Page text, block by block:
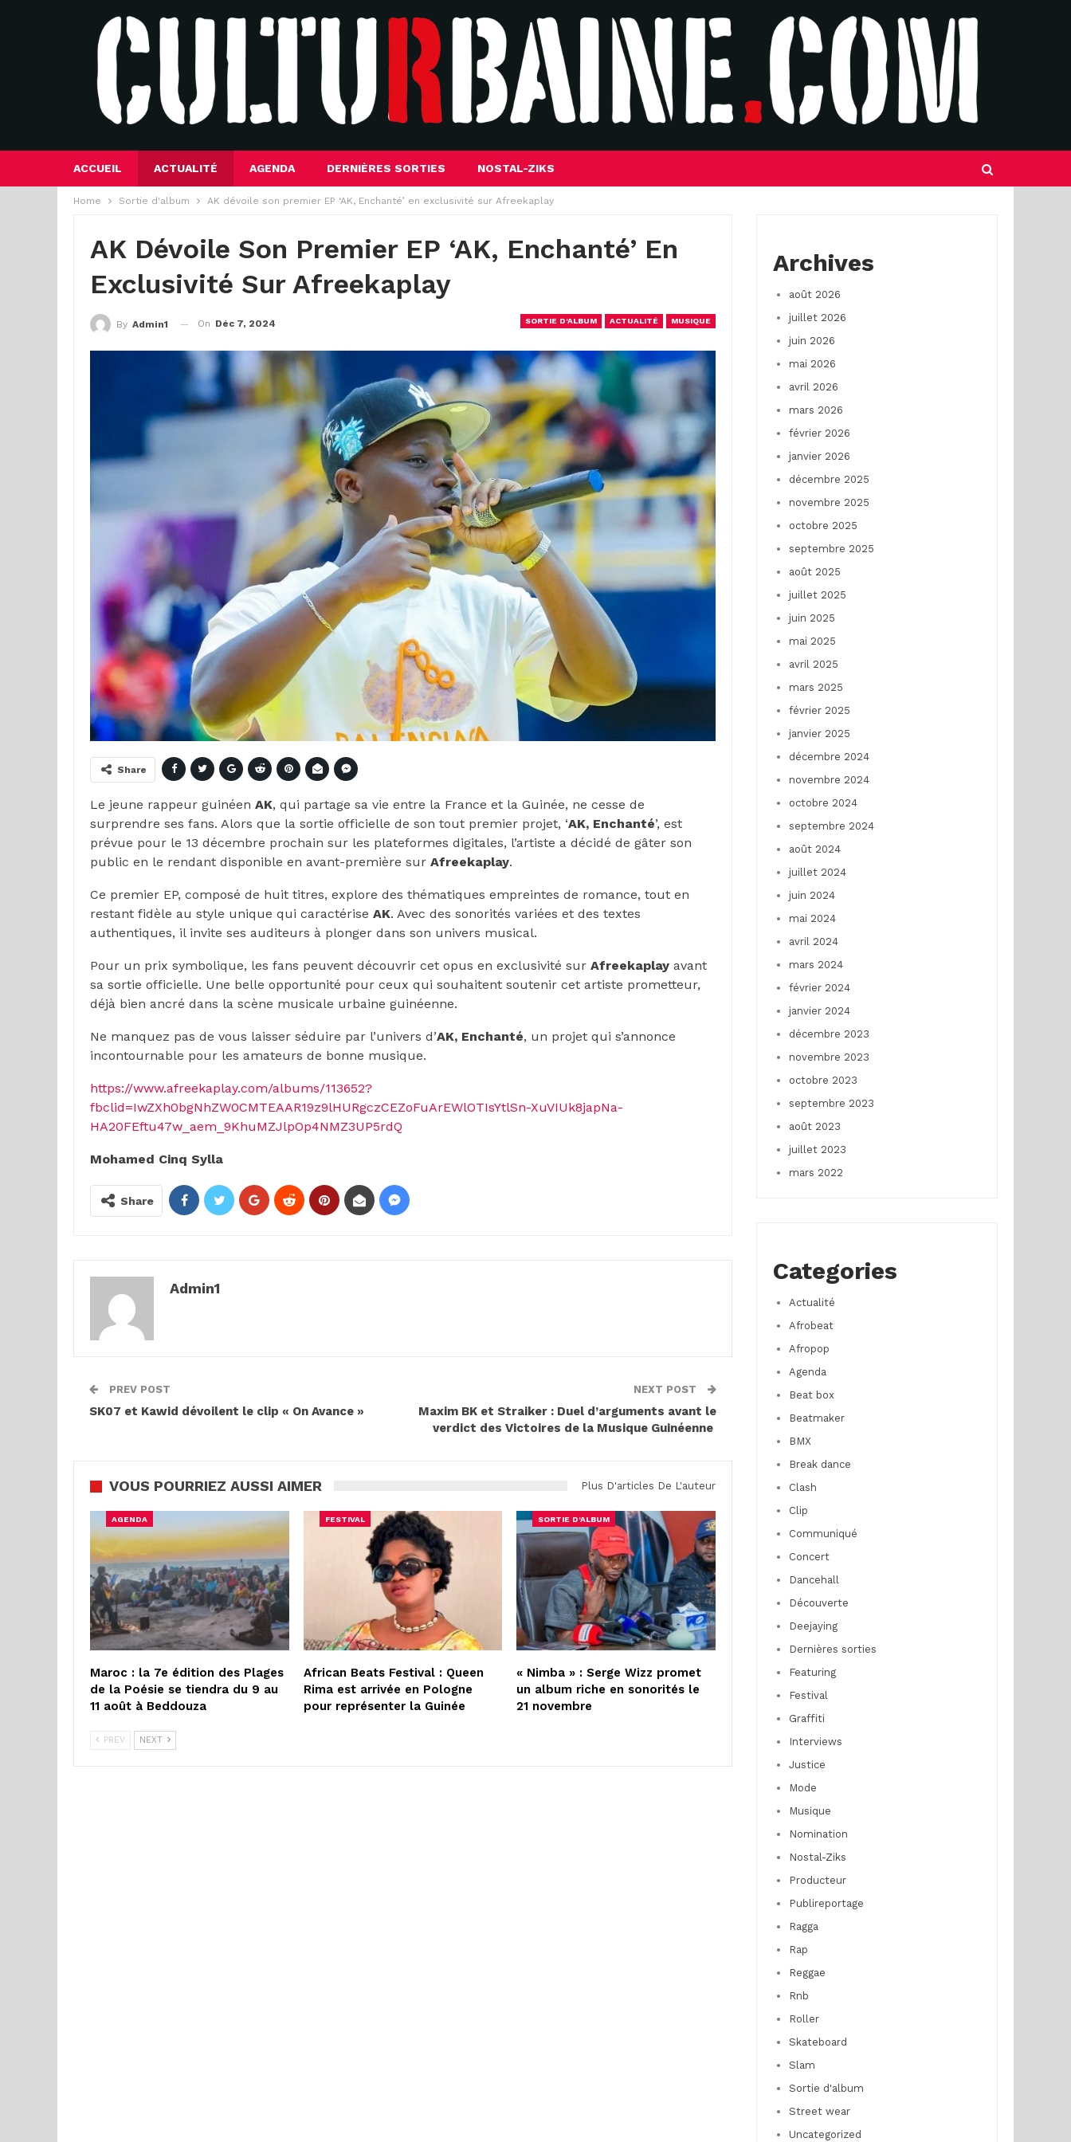
ACCUEIL ACTUALITÉ AGENDA DERNIÈRES SORTIES NOSTAL-ZIKS
Home Sortie d'album AK dévoile son premier EP ‘AK, Enchanté’ en exclusivité sur Afreekaplay
AK Dévoile Son Premier EP ‘AK, Enchanté’ En
Exclusivité Sur Afreekaplay
SORTIE D'ALBUM ACTUALITÉ MUSIQUE
By Admin1 On Déc 7, 2024
Share
Le jeune rappeur guinéen AK, qui partage sa vie entre la France et la Guinée, ne cesse de
surprendre ses fans. Alors que la sortie officielle de son tout premier projet, ‘AK, Enchanté’, est
prévue pour le 13 décembre prochain sur les plateformes digitales, l’artiste a décidé de gâter son
public en le rendant disponible en avant-première sur Afreekaplay.
Ce premier EP, composé de huit titres, explore des thématiques empreintes de romance, tout en
restant fidèle au style unique qui caractérise AK. Avec des sonorités variées et des textes
authentiques, il invite ses auditeurs à plonger dans son univers musical.
Pour un prix symbolique, les fans peuvent découvrir cet opus en exclusivité sur Afreekaplay avant
sa sortie officielle. Une belle opportunité pour ceux qui souhaitent soutenir cet artiste prometteur,
déjà bien ancré dans la scène musicale urbaine guinéenne.
Ne manquez pas de vous laisser séduire par l’univers d’AK, Enchanté, un projet qui s’annonce
incontournable pour les amateurs de bonne musique.
https://www.afreekaplay.com/albums/113652?
fbclid=IwZXh0bgNhZW0CMTEAAR19z9lHURgczCEZoFuArEWlOTIsYtlSn-XuVIUk8japNa-
HA20FEftu47w_aem_9KhuMZJlpOp4NMZ3UP5rdQ
Mohamed Cinq Sylla
Share
Admin1
PREV POST
SK07 et Kawid dévoilent le clip « On Avance »
NEXT POST
Maxim BK et Straiker : Duel d’arguments avant le
verdict des Victoires de la Musique Guinéenne
VOUS POURRIEZ AUSSI AIMER Plus D'articles De L'auteur
AGENDA
Maroc : la 7e édition des Plages
de la Poésie se tiendra du 9 au
11 août à Beddouza
FESTIVAL
African Beats Festival : Queen
Rima est arrivée en Pologne
pour représenter la Guinée
SORTIE D'ALBUM
« Nimba » : Serge Wizz promet
un album riche en sonorités le
21 novembre
PREV NEXT
Archives
août 2026
juillet 2026
juin 2026
mai 2026
avril 2026
mars 2026
février 2026
janvier 2026
décembre 2025
novembre 2025
octobre 2025
septembre 2025
août 2025
juillet 2025
juin 2025
mai 2025
avril 2025
mars 2025
février 2025
janvier 2025
décembre 2024
novembre 2024
octobre 2024
septembre 2024
août 2024
juillet 2024
juin 2024
mai 2024
avril 2024
mars 2024
février 2024
janvier 2024
décembre 2023
novembre 2023
octobre 2023
septembre 2023
août 2023
juillet 2023
mars 2022
Categories
Actualité
Afrobeat
Afropop
Agenda
Beat box
Beatmaker
BMX
Break dance
Clash
Clip
Communiqué
Concert
Dancehall
Découverte
Deejaying
Dernières sorties
Featuring
Festival
Graffiti
Interviews
Justice
Mode
Musique
Nomination
Nostal-Ziks
Producteur
Publireportage
Ragga
Rap
Reggae
Rnb
Roller
Skateboard
Slam
Sortie d'album
Street wear
Uncategorized